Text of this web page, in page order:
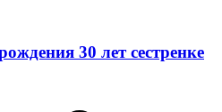
30 лет сестренке